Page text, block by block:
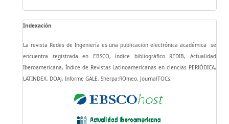
Indexación
La revista Redes de Ingeniería es una publicación electrónica académica se
encuentra registrada en EBSCO, índice bibliográfico REDIB, Actualidad
Iberoamericana, Índice de Revistas Latinoamericanas en ciencias PERIÓDICA,
LATINDEX, DOAJ, Informe GALE, Sherpa:ROmeo, JournalTOCs.